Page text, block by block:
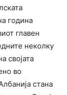
година
главен
неколку
својата
во
стана